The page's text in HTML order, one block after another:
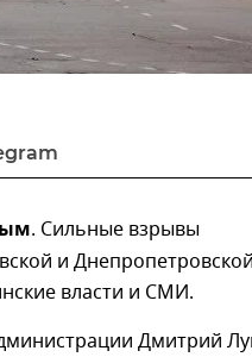
. Сильные взрывы
и
власти и СМИ.
Дмитрий